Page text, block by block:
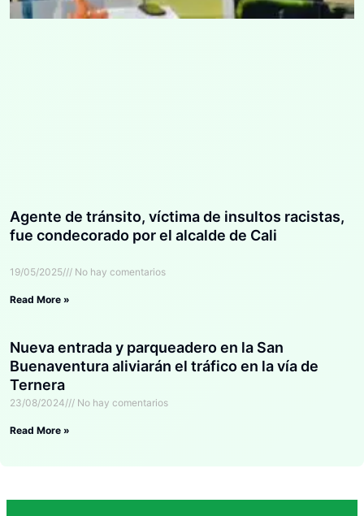
Agente de tránsito, víctima de insultos racistas,
fue condecorado por el alcalde de Cali
19/05/2025 No hay comentarios
Read More »
Nueva entrada y parqueadero en la San
Buenaventura aliviarán el tráfico en la vía de
Ternera
23/08/2024 No hay comentarios
Read More »